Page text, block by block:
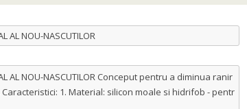
AL NOU-NASCUTILOR
AL NOU-NASCUTILOR Conceput pentru a diminua ranir
1. Material: silicon moale si hidrifob - pentr